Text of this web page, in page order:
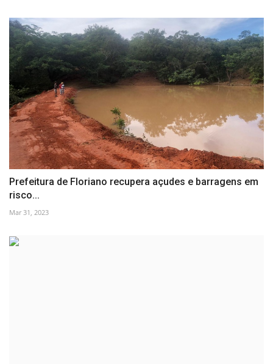
Prefeitura de Floriano recupera açudes e barragens em
risco...
Mar 31, 2023